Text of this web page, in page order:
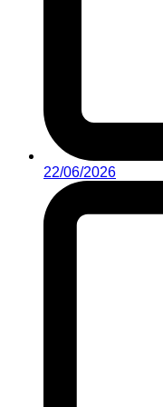
22/06/2026